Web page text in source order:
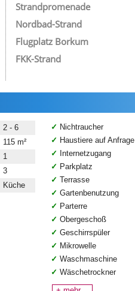
Strandpromenade
Nordbad-Strand
Flugplatz Borkum
FKK-Strand
2 - 6
115 m²
1
3
Küche
Nichtraucher
Haustiere auf Anfrage
Internetzugang
Parkplatz
Terrasse
Gartenbenutzung
Parterre
Obergeschoß
Geschirrspüler
Mikrowelle
Waschmaschine
Wäschetrockner